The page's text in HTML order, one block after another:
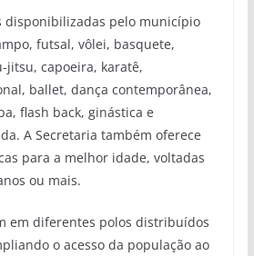
disponibilizadas pelo município
futsal, vôlei, basquete,
jitsu, capoeira, karatê,
ballet, dança contemporânea,
flash back, ginástica e
A Secretaria também oferece
para a melhor idade, voltadas
ou mais.
em diferentes polos distribuídos
o acesso da população ao